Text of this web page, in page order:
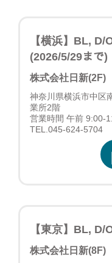
【横浜】
(2026/5/29まで)
株式会社日新(2F)
神奈川県横浜市中区
業所2階
営業時間 午前 9:00-
TEL.045-624-5704
【東京】BL, D/
株式会社日新(8F)